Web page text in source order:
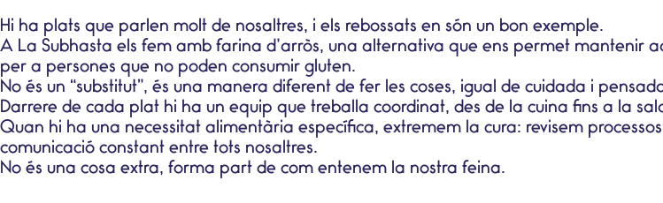
Hi ha plats que parlen molt de nosaltres, i els rebossats en són un bon exemple.
A La Subhasta els fem amb farina d’arròs, una alternativa que ens permet mantenir
per a persones que no poden consumir gluten.
No és un “substitut”, és una manera diferent de fer les coses, igual de cuidada i
Darrere de cada plat hi ha un equip que treballa coordinat, des de la cuina fins a la
Quan hi ha una necessitat alimentària específica, extremem la cura: revisem
comunicació constant entre tots nosaltres.
No és una cosa extra, forma part de com entenem la nostra feina.